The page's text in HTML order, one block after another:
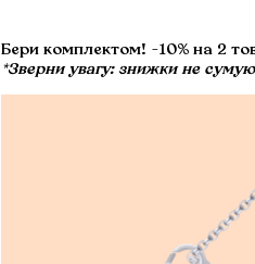
Бери комплектом! -10% на 2
*Зверни увагу: знижки не